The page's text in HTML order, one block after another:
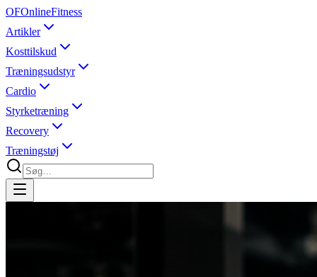
OFOnlineFitness
Artikler
Kosttilskud
Træningsudstyr
Cardio
Styrketræning
Recovery
Træningstøj